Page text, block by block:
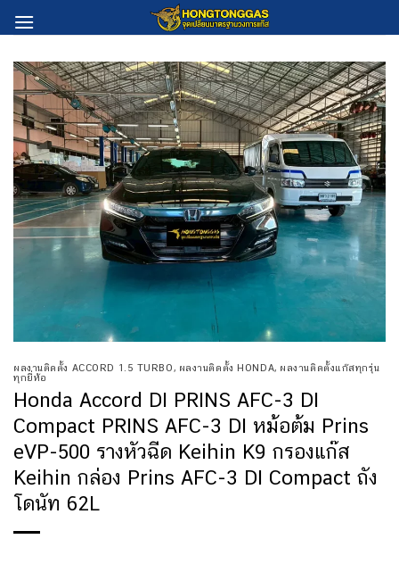
to
ผลงานติดตั้ง ACCORD 1.5 TURBO , ผลงานติดตั้ง HONDA, ผลงานติดตั้งแก๊สทุกรุ่น
ทุกยี่ห้อ
Honda Accord DI PRINS AFC-3 DI
Compact PRINS AFC-3 DI หม้อต้ม Prins
eVP-500 รางหัวฉีด Keihin K9 กรองแก๊ส
Keihin กล่อง Prins AFC-3 DI Compact ถัง
โดนัท 62L